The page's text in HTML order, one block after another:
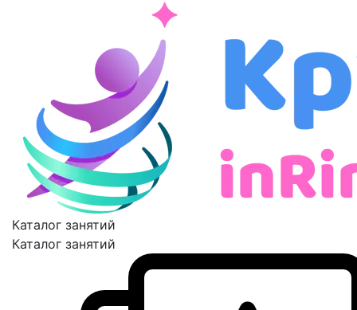
Каталог занятий
Каталог занятий